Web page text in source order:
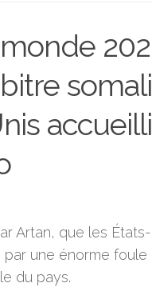
Artan, que les
une énorme foule
du pays.